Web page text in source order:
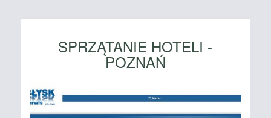
SPRZĄTANIE HOTELI -
POZNAŃ